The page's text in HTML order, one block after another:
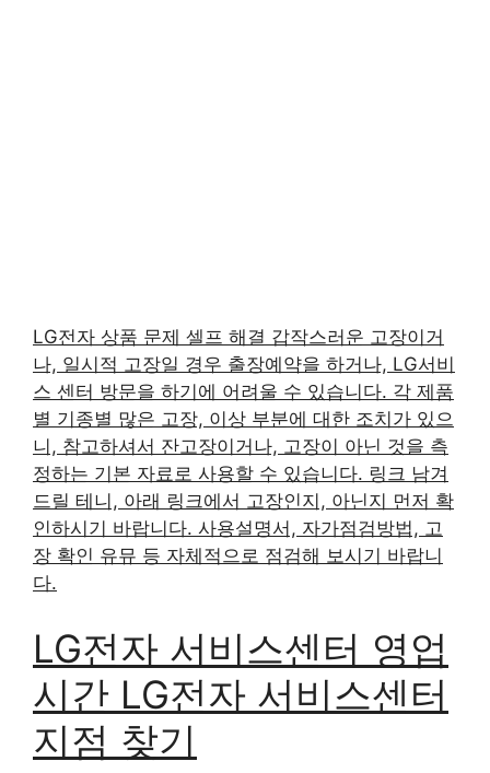
LG전자 상품 문제 셀프 해결 갑작스러운 고장이거
나, 일시적 고장일 경우 출장예약을 하거나, LG서비
스 센터 방문을 하기에 어려울 수 있습니다. 각 제품
별 기종별 많은 고장, 이상 부분에 대한 조치가 있으
니, 참고하셔서 잔고장이거나, 고장이 아닌 것을 측
정하는 기본 자료로 사용할 수 있습니다. 링크 남겨
드릴 테니, 아래 링크에서 고장인지, 아닌지 먼저 확
인하시기 바랍니다. 사용설명서, 자가점검방법, 고
장 확인 유뮤 등 자체적으로 점검해 보시기 바랍니
다.
LG전자 서비스센터 가격표
LG전자 서비스센터 한
눈에LG전자 서비스센터 필수체크
LG전자 서비스센터 영업
시간 LG전자 서비스센터